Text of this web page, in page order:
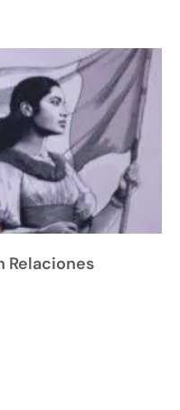
Relaciones